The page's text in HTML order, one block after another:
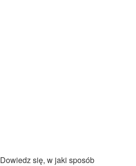
Dowiedz się, w jaki sposób